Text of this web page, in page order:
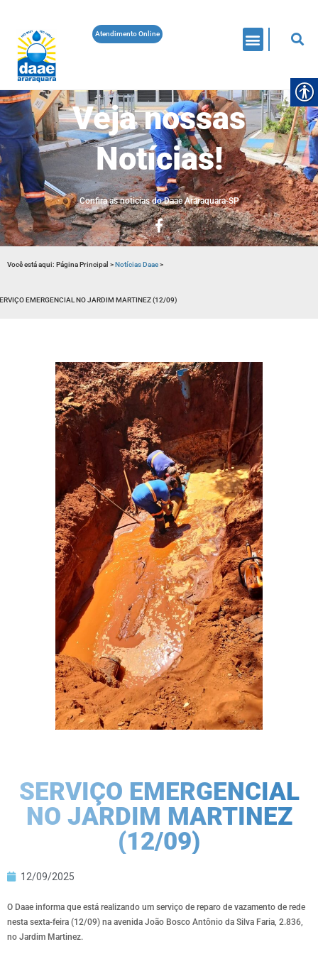
Atendimento Online
Veja nossas
Notícias!
Confira as noticias do Daae Araraquara-SP
Você está aqui: Página Principal >Notícias Daae>
EMERGENCIAL NO JARDIM MARTINEZ (12/09)
SERVIÇO EMERGENCIAL
NO JARDIM MARTINEZ
(12/09)
12/09/2025
O Daae informa que está realizando um serviço de reparo de vazamento de rede
nesta sexta-feira (12/09) na avenida João Bosco Antônio da Silva Faria, 2.836,
no Jardim Martinez.